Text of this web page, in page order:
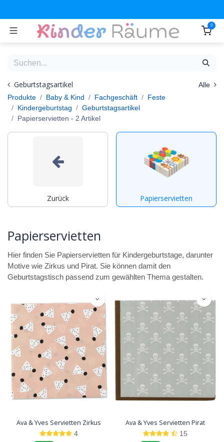
0
Geburtstagsartikel
Alle
Produkte
Baby & Kind Fachgeschäft
Feste
Kindergeburtstag
Geburtstagsartikel
Papierservietten - 2 Artikel
Zurück Papierservietten
Papierservietten
Hier finden Sie Papierservietten für Kindergeburtstage, darunter
Motive wie Zirkus und Pirat. Sie können damit den
Geburtstagstisch passend zum gewählten Thema gestalten.
Ava & Yves Servietten Zirkus
4
Ava & Yves Servietten Pirat
15